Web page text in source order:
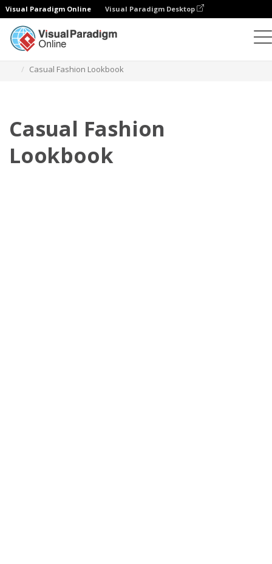
Visual Paradigm Online Visual Paradigm Desktop
Casual Fashion Lookbook
Casual Fashion
Lookbook